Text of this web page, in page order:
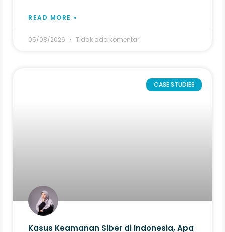
READ MORE »
05/08/2026 Tidak ada komentar
CASE STUDIES
Kasus Keamanan Siber di Indonesia, Apa